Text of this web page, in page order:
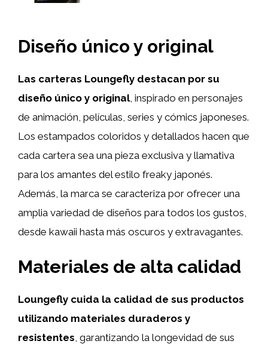
Diseño único y original
Las carteras Loungefly destacan por su
diseño único y original, inspirado en personajes
de animación, películas, series y cómics japoneses.
Los estampados coloridos y detallados hacen que
cada cartera sea una pieza exclusiva y llamativa
para los amantes del estilo freaky japonés.
Además, la marca se caracteriza por ofrecer una
amplia variedad de diseños para todos los gustos,
desde kawaii hasta más oscuros y extravagantes.
Materiales de alta calidad
Loungefly cuida la calidad de sus productos
utilizando materiales duraderos y
resistentes, garantizando la longevidad de sus